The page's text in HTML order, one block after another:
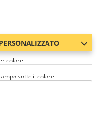
colore
sotto il colore.